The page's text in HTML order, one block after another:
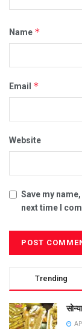
Name *
Email *
Website
Save my
next time I
Trending